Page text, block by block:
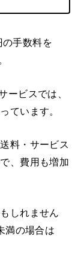
手数料を
ービスでは、
ています。
料・サービス
、費用も増加
しれません
満の場合は